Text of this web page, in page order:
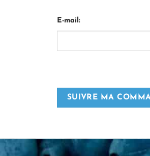
E-mail: